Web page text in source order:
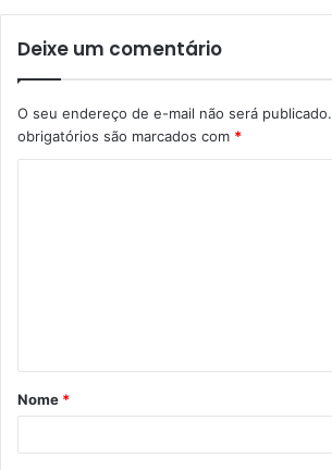
Deixe um comentário
O seu endereço de e-mail não será publicado.
obrigatórios são marcados com *
á
r
Nome *